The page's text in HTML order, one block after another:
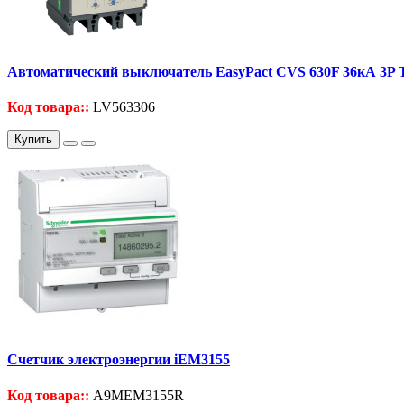
Автоматический выключатель EasyPact CVS 630F 36кА 3P
Код товара:: LV563306
Купить
Счетчик электроэнергии iEM3155
Код товара:: A9MEM3155R